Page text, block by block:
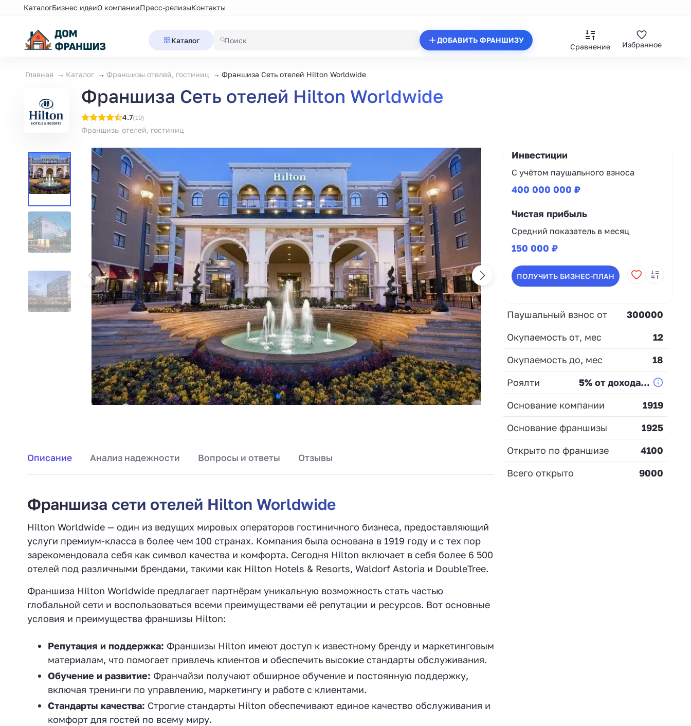
КаталогБизнес идеиО компанииПресс-релизыКонтакты
Каталог ДОБАВИТЬ ФРАНШИЗУ
Сравнение Избранное
Главная Каталог Франшизы отелей, гостиниц Франшиза Сеть отелей Hilton Worldwide
Франшиза Сеть отелей Hilton Worldwide
4.7(19)
Франшизы отелей, гостиниц
Описание Анализ надежности Вопросы и ответы Отзывы
Франшиза сети отелей Hilton Worldwide
Hilton Worldwide — один из ведущих мировых операторов гостиничного бизнеса, предоставляющий
услуги премиум-класса в более чем 100 странах. Компания была основана в 1919 году и с тех пор
зарекомендовала себя как символ качества и комфорта. Сегодня Hilton включает в себя более 6 500
отелей под различными брендами, такими как Hilton Hotels & Resorts, Waldorf Astoria и DoubleTree.
Франшиза Hilton Worldwide предлагает партнёрам уникальную возможность стать частью
глобальной сети и воспользоваться всеми преимуществами её репутации и ресурсов. Вот основные
условия и преимущества франшизы Hilton:
Репутация и поддержка: Франшизы Hilton имеют доступ к известному бренду и маркетинговым
материалам, что помогает привлечь клиентов и обеспечить высокие стандарты обслуживания.
Обучение и развитие: Франчайзи получают обширное обучение и постоянную поддержку,
включая тренинги по управлению, маркетингу и работе с клиентами.
Стандарты качества: Строгие стандарты Hilton обеспечивают единое качество обслуживания и
комфорт для гостей по всему миру.
Инвестиции
С учётом паушального взноса
400 000 000 ₽
Чистая прибыль
Средний показатель в месяц
150 000 ₽
ПОЛУЧИТЬ БИЗНЕС-ПЛАН
Паушальный взнос от
300000
Окупаемость от, мес
12
Окупаемость до, мес
18
Роялти
5% от дохода...
Основание компании
1919
Основание франшизы
1925
Открыто по франшизе
4100
Всего открыто
9000